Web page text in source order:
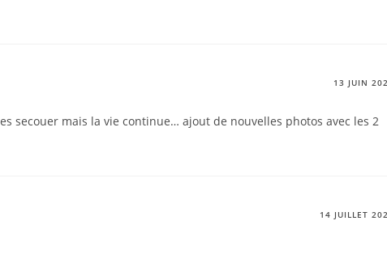
13 JUIN
secouer mais la vie continue… ajout de nouvelles photos avec les 2
14 JUILLET